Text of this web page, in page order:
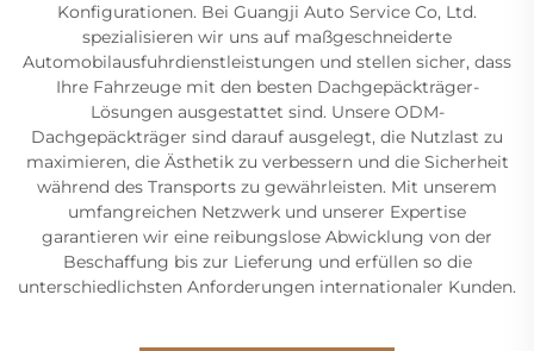
Konfigurationen. Bei Guangji Auto Service Co, Ltd.
spezialisieren wir uns auf maßgeschneiderte
Automobilausfuhrdienstleistungen und stellen sicher, dass
Ihre Fahrzeuge mit den besten Dachgepäckträger-
Lösungen ausgestattet sind. Unsere ODM-
Dachgepäckträger sind darauf ausgelegt, die Nutzlast zu
maximieren, die Ästhetik zu verbessern und die Sicherheit
während des Transports zu gewährleisten. Mit unserem
umfangreichen Netzwerk und unserer Expertise
garantieren wir eine reibungslose Abwicklung von der
Beschaffung bis zur Lieferung und erfüllen so die
unterschiedlichsten Anforderungen internationaler Kunden.